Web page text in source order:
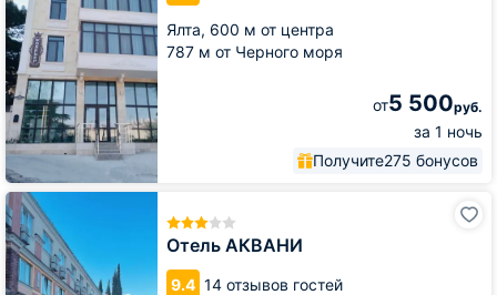
Ялта, 600 м от центра
787 м от Черного моря
от5 500руб.
за 1 ночь
Получите275 бонусов
Отель АКВАНИ
9.4 14 отзывов гостей
Отель
АКВАНИ